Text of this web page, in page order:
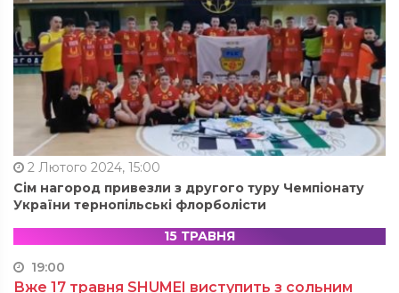
2 Лютого 2024, 15:00
Сім нагород привезли з другого туру Чемпіонату
України тернопільські флорболісти
15 ТРАВНЯ
19:00
Вже 17 травня SHUMEI виступить з сольним